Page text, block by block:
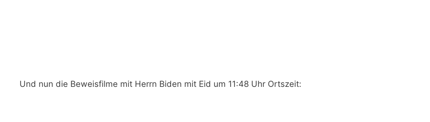
Und nun die Beweisfilme mit Herrn Biden mit Eid um 11:48 Uhr Ortszeit: